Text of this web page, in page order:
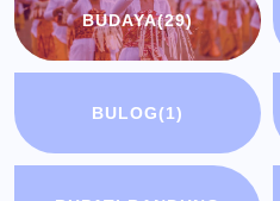
BUDAYA(29)
BULOG(1)